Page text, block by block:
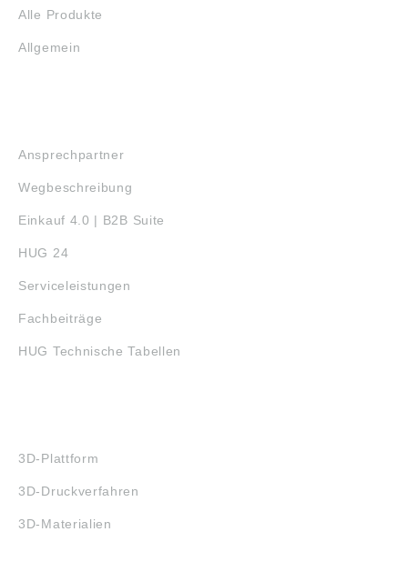
Alle Produkte
Allgemein
Ansprechpartner
Wegbeschreibung
Einkauf 4.0 | B2B Suite
HUG 24
Serviceleistungen
Fachbeiträge
HUG Technische Tabellen
3D-Plattform
3D-Druckverfahren
3D-Materialien